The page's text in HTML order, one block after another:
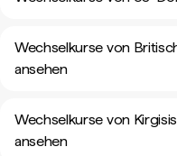
Wechselkurse von
ansehen
Wechselkurse von
ansehen